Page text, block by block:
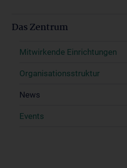
Das Zentrum
Mitwirkende Einrichtungen
Organisationsstruktur
News
Events